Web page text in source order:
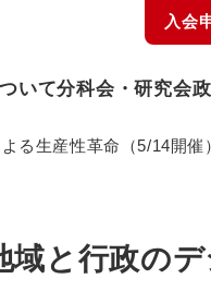
いて分科会・研究会
入会
る生産性革命（5/14開催
域と行政の